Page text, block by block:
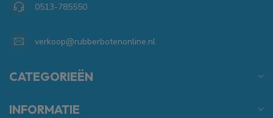
0513-785550
verkoop@rubberbotenonline.nl
CATEGORIEËN
INFORMATIE